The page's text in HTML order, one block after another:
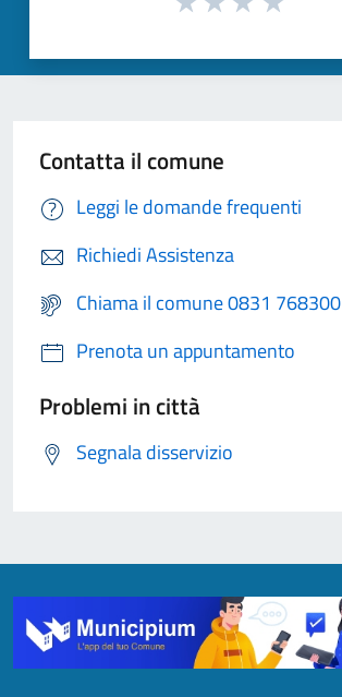
Contatta il comune
Leggi le domande frequenti
Richiedi Assistenza
Chiama il comune 0831 768300
Prenota un appuntamento
Problemi in città
Segnala disservizio